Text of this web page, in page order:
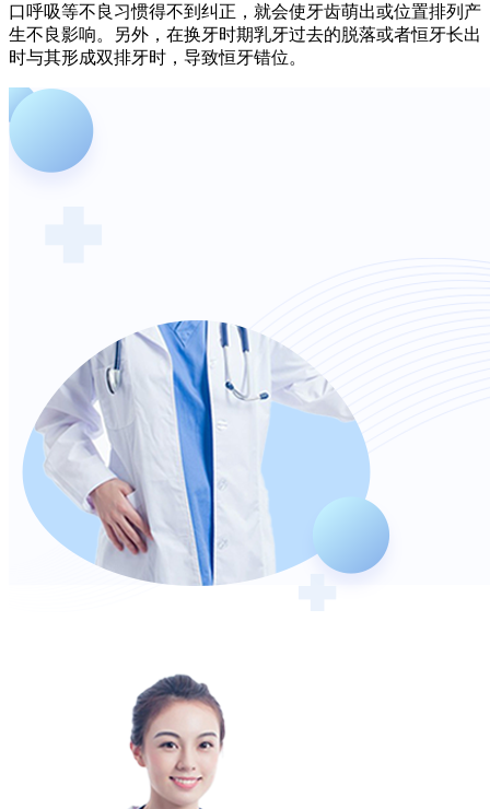
口呼吸等不良习惯得不到纠正，就会使牙齿萌出或位置排列产
生不良影响。另外，在换牙时期乳牙过去的脱落或者恒牙长出
时与其形成双排牙时，导致恒牙错位。